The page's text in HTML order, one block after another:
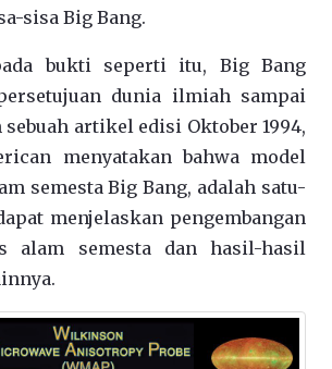
sisa Big Bang.
bukti seperti itu, Big Bang
dunia ilmiah sampai
sebuah artikel edisi Oktober 1994,
menyatakan bahwa model
semesta Big Bang, adalah satu-
menjelaskan pengembangan
alam semesta dan hasil-hasil